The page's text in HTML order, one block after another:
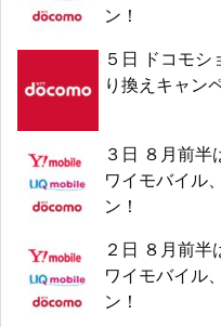
ン！
５日 ドコモシ
り換えキャン
３日 ８月前半
ワイモバイル
ン！
２日 ８月前半
ワイモバイル
ン！